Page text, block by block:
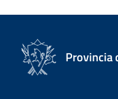
Provincia